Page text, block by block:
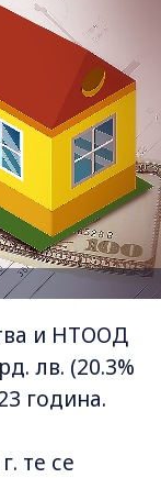
и НТООД
лв. (20.3%
година.
те се